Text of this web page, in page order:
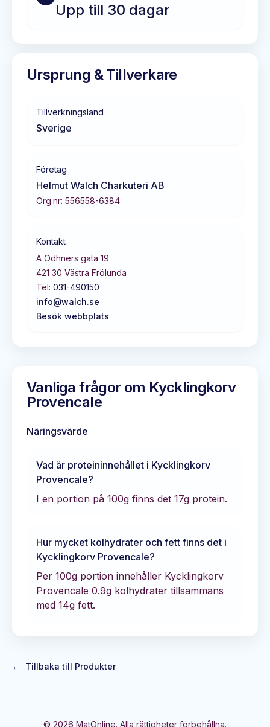
Upp till 30 dagar
Ursprung & Tillverkare
Tillverkningsland
Sverige
Företag
Helmut Walch Charkuteri AB
Org.nr: 556558-6384
Kontakt
A Odhners gata 19
421 30 Västra Frölunda
Tel: 031-490150
info@walch.se
Besök webbplats
Vanliga frågor om Kycklingkorv
Provencale
Näringsvärde
Vad är proteininnehållet i Kycklingkorv
Provencale?
I en portion på 100g finns det 17g protein.
Hur mycket kolhydrater och fett finns det i
Kycklingkorv Provencale?
Per 100g portion innehåller Kycklingkorv
Provencale 0.9g kolhydrater tillsammans
med 14g fett.
← Tillbaka till Produkter
© 2026 MatOnline. Alla rättigheter förbehållna.